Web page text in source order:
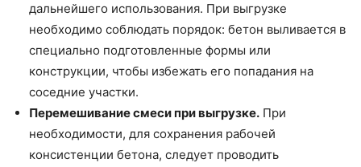
дальнейшего использования. При выгрузке
необходимо соблюдать порядок: бетон выливается в
специально подготовленные формы или
конструкции, чтобы избежать его попадания на
соседние участки.
Перемешивание смеси при выгрузке. При
необходимости, для сохранения рабочей
консистенции бетона, следует проводить